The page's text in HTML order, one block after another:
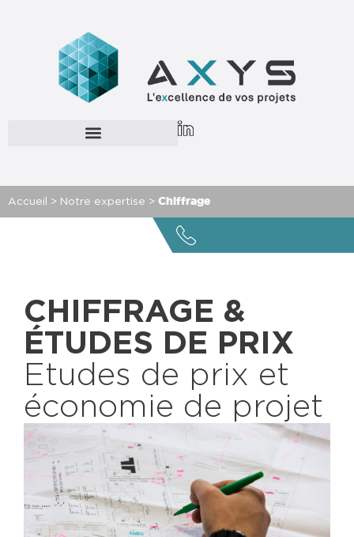
Accueil > Notre expertise > Chiffrage
CHIFFRAGE &
ÉTUDES DE PRIX
Etudes de prix et
économie de projet